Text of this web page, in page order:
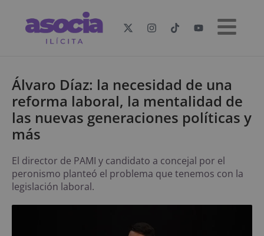
Álvaro Díaz: la necesidad de una
reforma laboral, la mentalidad de
las nuevas generaciones políticas y
más
El director de PAMI y candidato a concejal por el
peronismo planteó el problema que tenemos con la
legislación laboral.